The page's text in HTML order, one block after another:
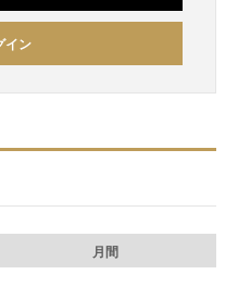
イン
月間